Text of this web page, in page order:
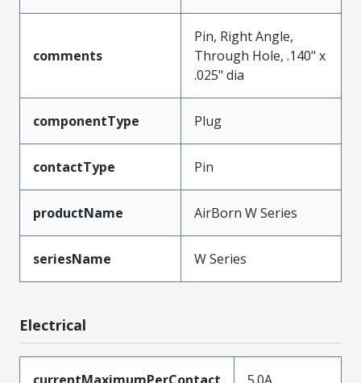
comments
Pin, Right Angle,
Through Hole, .140" x
.025" dia
componentType Plug
contactType Pin
productName AirBorn W Series
seriesName W Series
Electrical
currentMaximumPerContact 5.0A